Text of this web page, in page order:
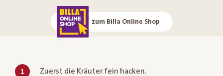
zum Billa Online Shop
1 Zuerst die Kräuter fein hacken.